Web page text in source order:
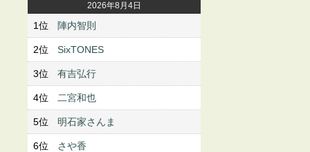
2026年8月4日
1位 陣内智則
2位 SixTONES
3位 有吉弘行
4位 二宮和也
5位 明石家さんま
6位 さや香